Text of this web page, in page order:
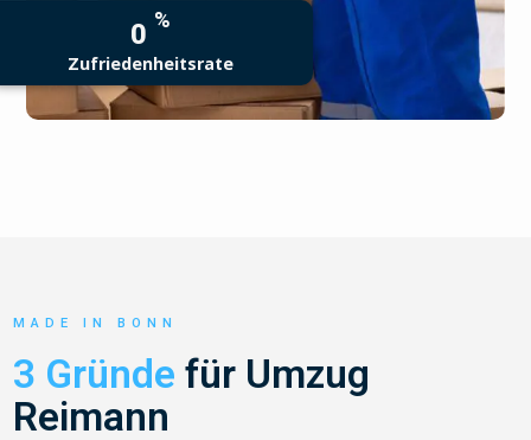
0 %
Zufriedenheitsrate
MADE IN BONN
3 Gründe für Umzug
Reimann